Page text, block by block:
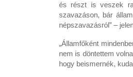
és részt is veszek
szavazáson, bár
népszavazásról” –
„Államfőként
nem is döntettem
hogy beismernék,